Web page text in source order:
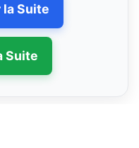
Suite
Suite